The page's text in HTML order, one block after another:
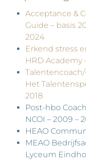
Acceptance &
Guide – basis
2024
Erkend stress
HRD Academy
Het
2018
Post-hbo
NCOI – 2009 –
HEAO
MEAO
Lyceum